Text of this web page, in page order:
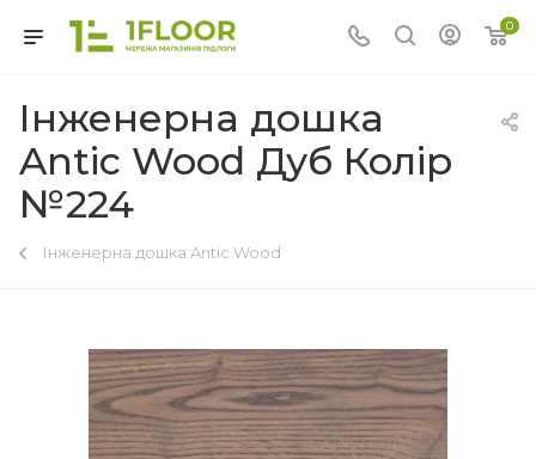
0
Інженерна дошка
Antic Wood Дуб Колір
№224
Інженерна дошка Antic Wood